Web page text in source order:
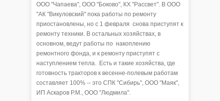
ООО "Чапаева", ООО "Боково", КХ "Рассвет". В ООО
"АК "Викуловский" пока работы по ремонту
приостановлены, но с 1 февраля снова приступят к
ремонту техники. В остальных хозяйствах, в
основном, ведут работы по накоплению
ремонтного фонда, и к ремонту приступят с
наступлением тепла. Есть и такие хозяйства, где
готовность тракторов к весенне-полевым работам
составляет 100% -- это СПК "Сибирь", ООО "Маяк",
ИП Аскаров Р.М., ООО "Людмила".